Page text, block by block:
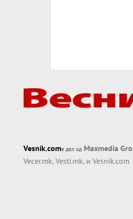
Vesnik.comе дел од Maxmedia
Vecer.mk, Vesti.mk, и Vesnik.com